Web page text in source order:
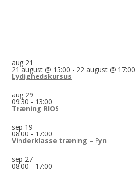
aug 21
21 august @ 15:00 - 22 august @ 17:00
Lydighedskursus
aug 29
09:30 - 13:00
Træning RIOS
sep 19
08:00 - 17:00
Vinderklasse træning – Fyn
sep 27
08:00 - 17:00